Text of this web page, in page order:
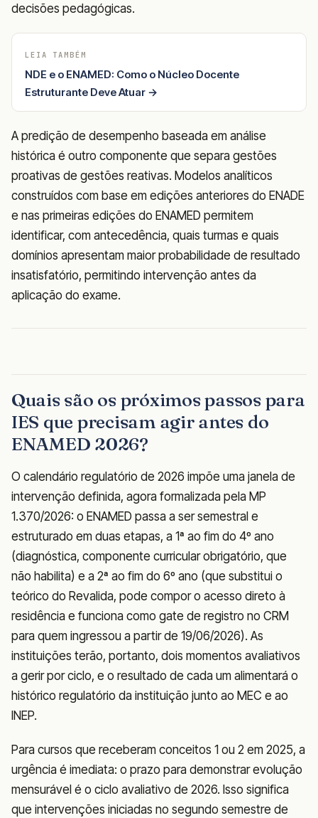
decisões pedagógicas.
LEIA TAMBÉM
NDE e o ENAMED: Como o Núcleo Docente
Estruturante Deve Atuar →
A predição de desempenho baseada em análise
histórica é outro componente que separa gestões
proativas de gestões reativas. Modelos analíticos
construídos com base em edições anteriores do ENADE
e nas primeiras edições do ENAMED permitem
identificar, com antecedência, quais turmas e quais
domínios apresentam maior probabilidade de resultado
insatisfatório, permitindo intervenção antes da
aplicação do exame.
Quais são os próximos passos para
IES que precisam agir antes do
ENAMED 2026?
O calendário regulatório de 2026 impõe uma janela de
intervenção definida, agora formalizada pela MP
1.370/2026: o ENAMED passa a ser semestral e
estruturado em duas etapas, a 1ª ao fim do 4º ano
(diagnóstica, componente curricular obrigatório, que
não habilita) e a 2ª ao fim do 6º ano (que substitui o
teórico do Revalida, pode compor o acesso direto à
residência e funciona como gate de registro no CRM
para quem ingressou a partir de 19/06/2026). As
instituições terão, portanto, dois momentos avaliativos
a gerir por ciclo, e o resultado de cada um alimentará o
histórico regulatório da instituição junto ao MEC e ao
INEP.
Para cursos que receberam conceitos 1 ou 2 em 2025, a
urgência é imediata: o prazo para demonstrar evolução
mensurável é o ciclo avaliativo de 2026. Isso significa
que intervenções iniciadas no segundo semestre de